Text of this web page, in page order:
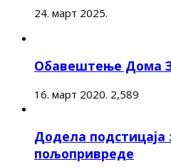
24. март 2025.
Обавештење Дома
16. март 2020. 2,589
Додела подстицаја
пољопривреде